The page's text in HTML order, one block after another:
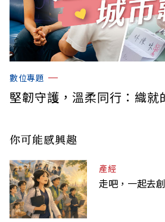
數位專題
堅韌守護，溫柔同行：織就
你可能感興趣
產經
走吧，一起去